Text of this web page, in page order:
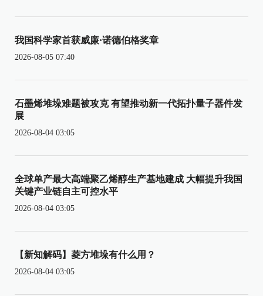
我国科学家首获威廉·诺德伯格奖章
2026-08-05 07:40
石墨烯堆垛难题被攻克 有望推动新一代拓扑量子器件发
展
2026-08-04 03:05
全球单产最大高端聚乙烯醇生产基地建成 大幅提升我国
关键产业链自主可控水平
2026-08-04 03:05
【新知解码】菱方堆垛有什么用？
2026-08-04 03:05